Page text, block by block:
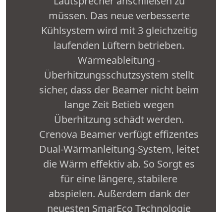
müssen. Das neue verbesserte
Kühlsystem wird mit 3 gleichzeitig
laufenden Lüftern betrieben.
Wärmeableitung -
Überhitzungsschutzsystem stellt
sicher, dass der Beamer nicht beim
lange Zeit Betieb wegen
Überhitzung schädt werden.
Crenova Beamer verfügt effizentes
Dual-Wärmanleitung-System, leitet
die Wärm effektiv ab. So Sorgt es
für eine längere, stabilere
abspielen. Außerdem dank der
neuesten SmarEco Technologie